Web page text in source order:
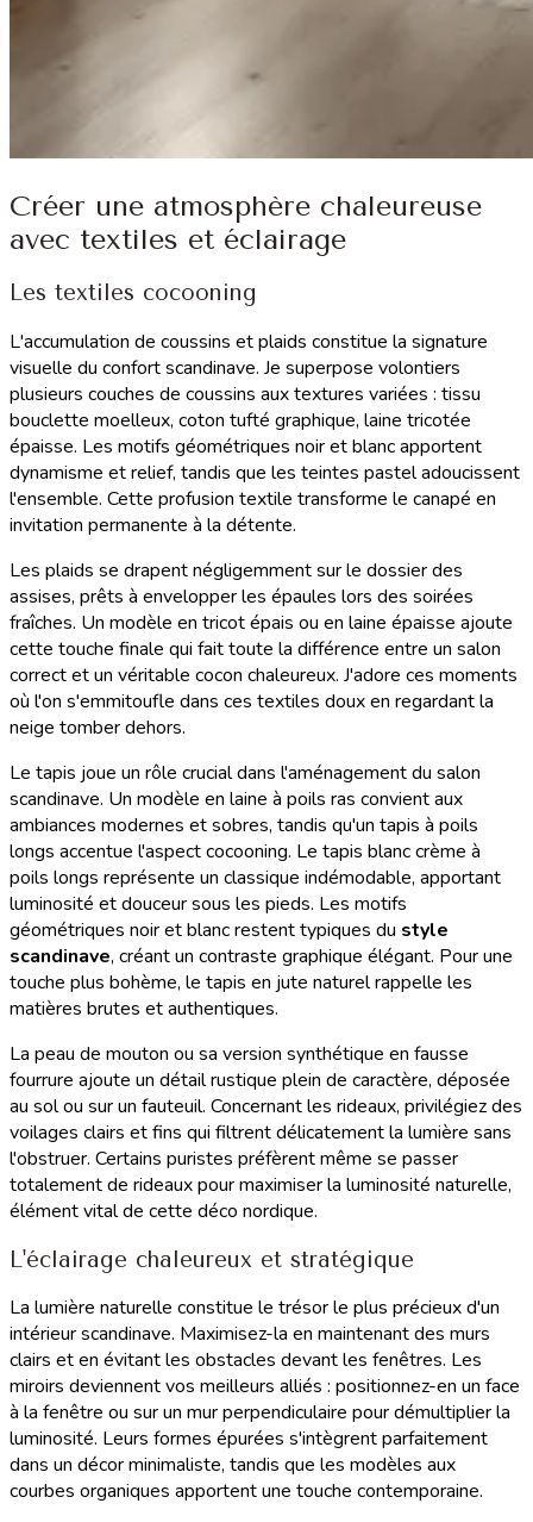
Créer une atmosphère chaleureuse
avec textiles et éclairage
Les textiles cocooning
L'accumulation de coussins et plaids constitue la signature
visuelle du confort scandinave. Je superpose volontiers
plusieurs couches de coussins aux textures variées : tissu
bouclette moelleux, coton tufté graphique, laine tricotée
épaisse. Les motifs géométriques noir et blanc apportent
dynamisme et relief, tandis que les teintes pastel adoucissent
l'ensemble. Cette profusion textile transforme le canapé en
invitation permanente à la détente.
Les plaids se drapent négligemment sur le dossier des
assises, prêts à envelopper les épaules lors des soirées
fraîches. Un modèle en tricot épais ou en laine épaisse ajoute
cette touche finale qui fait toute la différence entre un salon
correct et un véritable cocon chaleureux. J'adore ces moments
où l'on s'emmitoufle dans ces textiles doux en regardant la
neige tomber dehors.
Le tapis joue un rôle crucial dans l'aménagement du salon
scandinave. Un modèle en laine à poils ras convient aux
ambiances modernes et sobres, tandis qu'un tapis à poils
longs accentue l'aspect cocooning. Le tapis blanc crème à
poils longs représente un classique indémodable, apportant
luminosité et douceur sous les pieds. Les motifs
géométriques noir et blanc restent typiques du style
scandinave, créant un contraste graphique élégant. Pour une
touche plus bohème, le tapis en jute naturel rappelle les
matières brutes et authentiques.
La peau de mouton ou sa version synthétique en fausse
fourrure ajoute un détail rustique plein de caractère, déposée
au sol ou sur un fauteuil. Concernant les rideaux, privilégiez des
voilages clairs et fins qui filtrent délicatement la lumière sans
l'obstruer. Certains puristes préfèrent même se passer
totalement de rideaux pour maximiser la luminosité naturelle,
élément vital de cette déco nordique.
L'éclairage chaleureux et stratégique
La lumière naturelle constitue le trésor le plus précieux d'un
intérieur scandinave. Maximisez-la en maintenant des murs
clairs et en évitant les obstacles devant les fenêtres. Les
miroirs deviennent vos meilleurs alliés : positionnez-en un face
à la fenêtre ou sur un mur perpendiculaire pour démultiplier la
luminosité. Leurs formes épurées s'intègrent parfaitement
dans un décor minimaliste, tandis que les modèles aux
courbes organiques apportent une touche contemporaine.